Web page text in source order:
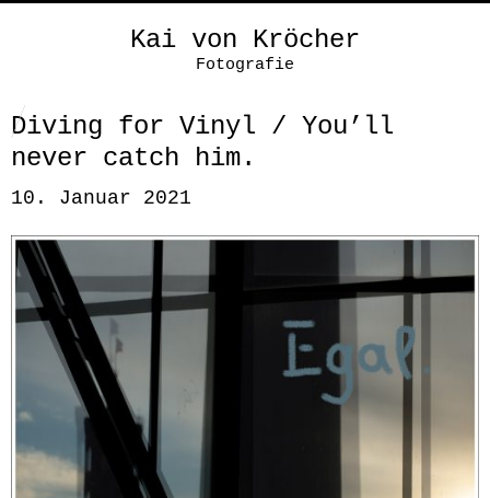
Kai von Kröcher
Fotografie
Diving for Vinyl / You’ll
never catch him.
10. Januar 2021